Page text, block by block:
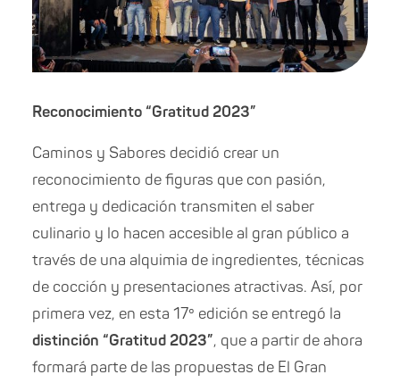
Reconocimiento “Gratitud 2023”
Caminos y Sabores decidió crear un
reconocimiento de figuras que con pasión,
entrega y dedicación transmiten el saber
culinario y lo hacen accesible al gran público a
través de una alquimia de ingredientes, técnicas
de cocción y presentaciones atractivas. Así, por
primera vez, en esta 17º edición se entregó la
distinción “Gratitud 2023”, que a partir de ahora
formará parte de las propuestas de El Gran